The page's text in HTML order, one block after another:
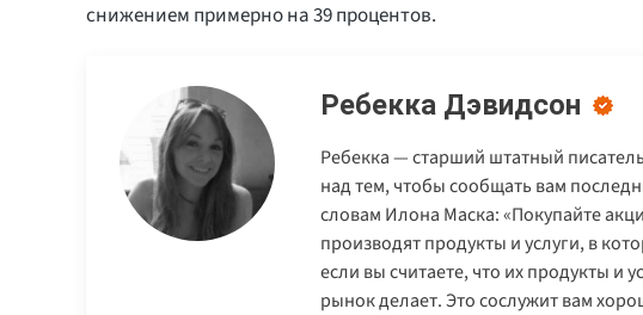
снижением примерно на 39 процентов.
Ребекка Дэвидсон
Ребекка — старший штатный
над тем, чтобы сообщать вам
словам Илона Маска: «Покупайте
производят продукты и услуги, в
если вы считаете, что их продукты и
рынок делает. Это сослужит вам